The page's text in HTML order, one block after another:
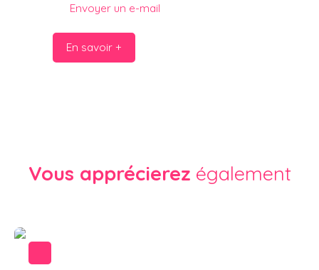
Envoyer un e-mail
En savoir +
Vous apprécierez également